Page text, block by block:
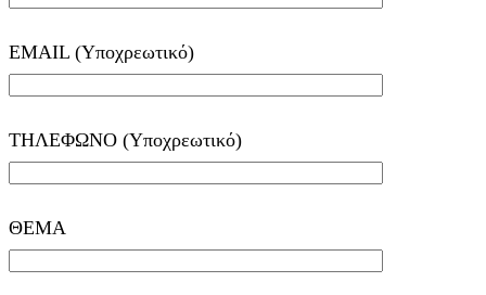
EMAIL (Υποχρεωτικό)
ΤΗΛΕΦΩΝΟ (Υποχρεωτικό)
ΘΕΜΑ